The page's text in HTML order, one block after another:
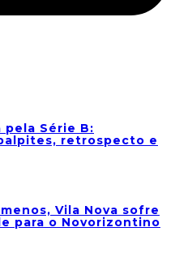
Série B:
retrospecto e
Vila Nova sofre
para o Novorizontino